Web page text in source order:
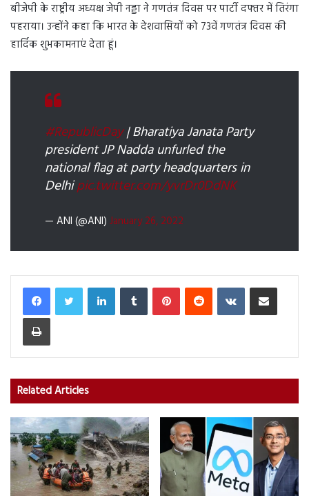
बीजेपी के राष्ट्रीय अध्यक्ष जेपी नड्डा ने गणतंत्र दिवस पर पार्टी दफ्तर में तिरंगा
पहराया। उन्होंने कहा कि भारत के देशवासियों को 73वें गणतंत्र दिवस की
हार्दिक शुभकामनाएं देता हूं।
#RepublicDay| Bharatiya Janata Party
president JP Nadda unfurled the
national flag at party headquarters in
Delhipic.twitter.com/yvrDr0DdNK
— ANI (@ANI) January 26, 2022
LinkedInTumblr PinterestReddit VKontakteShare via Email
Print
Related Articles